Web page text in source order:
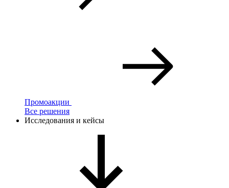
Промоакции
Все решения
Исследования и кейсы